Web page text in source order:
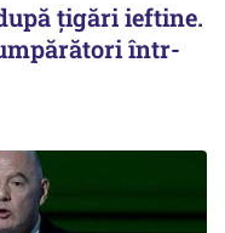
țigări ieftine.
într-